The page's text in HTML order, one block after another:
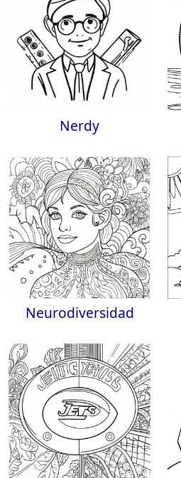
Nerdy
Neurodiversidad